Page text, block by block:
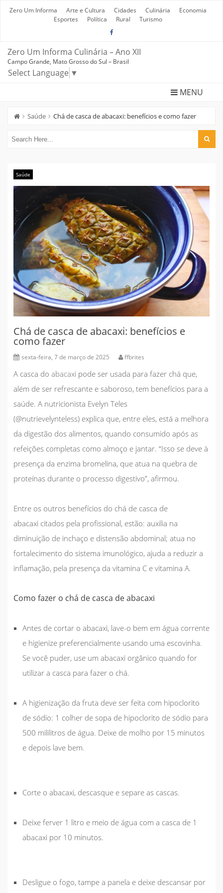
Zero Um Informa Arte e Cultura Cidades Culinária
Economia
Esportes
Política Rural Turismo
Zero Um Informa Culinária – Ano XII
Campo Grande, Mato Grosso do Sul – Brasil
Select Language ▼
MENU
Saúde Chá de casca de abacaxi: benefícios e como fazer
Saúde
Chá de casca de abacaxi: benefícios e
como fazer
sexta-feira, 7 de março de 2025 ffbrites
A casca do abacaxi pode ser usada para fazer chá que,
além de ser refrescante e saboroso, tem benefícios para a
saúde. A nutricionista Evelyn Teles
(@nutrievelynteless) explica que, entre eles, está a melhora
da digestão dos alimentos, quando consumido após as
refeições completas como almoço e jantar. “Isso se deve à
presença da enzima bromelina, que atua na quebra de
proteínas durante o processo digestivo”, afirmou.
Entre os outros benefícios do chá de casca de
abacaxi citados pela profissional, estão: auxilia na
diminuição de inchaço e distensão abdominal; atua no
fortalecimento do sistema imunológico, ajuda a reduzir a
inflamação, pela presença da vitamina C e vitamina A.
Como fazer o chá de casca de abacaxi
Antes de cortar o abacaxi, lave-o bem em água corrente
e higienize preferencialmente usando uma escovinha.
Se você puder, use um abacaxi orgânico quando for
utilizar a casca para fazer o chá.
A higienização da fruta deve ser feita com hipoclorito
de sódio: 1 colher de sopa de hipoclorito de sódio para
500 mililitros de água. Deixe de molho por 15 minutos
e depois lave bem.
Corte o abacaxi, descasque e separe as cascas.
Deixe ferver 1 litro e meio de água com a casca de 1
abacaxi por 10 minutos.
Desligue o fogo, tampe a panela e deixe descansar por